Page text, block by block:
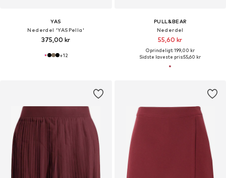
YAS
Nederdel 'YASPella'
375,00 kr
+12
PULL&BEAR
Nederdel
55,60 kr
Oprindeligt: 199,00 kr
Sidste laveste pris:55,60 kr